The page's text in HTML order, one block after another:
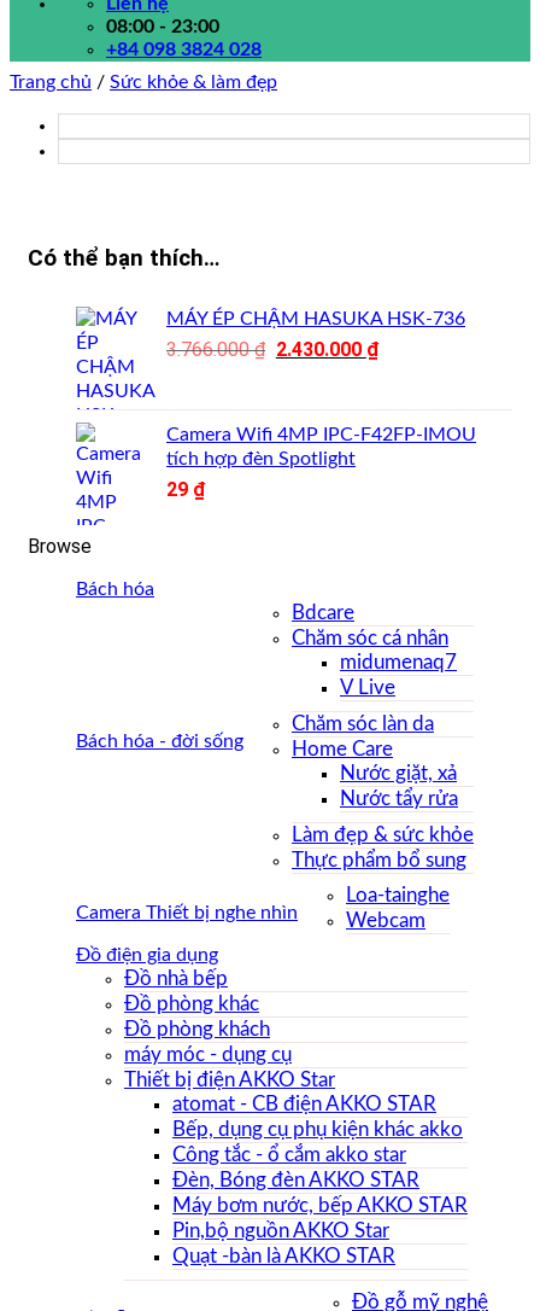
Liên hệ
08:00 - 23:00
+84 098 3824 028
Trang chủ / Sức khỏe & làm đẹp
Có thể bạn thích…
MÁY ÉP CHẬM HASUKA HSK-736
3.766.000₫
Giá
3.766.000 ₫.
2.430.000 ₫Giá
là:
2.430.000 ₫.
Camera Wifi 4MP IPC-F42FP-IMOU
tích hợp đèn Spotlight
29 ₫
Browse
Bách hóa
Bách hóa - đời sống
Bdcare
Chăm sóc cá nhân
midumenaq7
V Live
Chăm sóc làn da
Home Care
Nước giặt, xả
Nước tẩy rửa
Làm đẹp & sức khỏe
Thực phẩm bổ sung
Camera Thiết bị nghe nhìn
Loa-tainghe
Webcam
Đồ điện gia dụng
Đồ nhà bếp
Đồ phòng khác
Đồ phòng khách
máy móc - dụng cụ
Thiết bị điện AKKO Star
atomat - CB điện AKKO STAR
Bếp, dụng cụ phụ kiện khác akko
Công tắc - ổ cắm akko star
Đèn, Bóng đèn AKKO STAR
Máy bơm nước, bếp AKKO STAR
Pin,bộ nguồn AKKO Star
Quạt -bàn là AKKO STAR
Đồ gỗ mỹ nghệ